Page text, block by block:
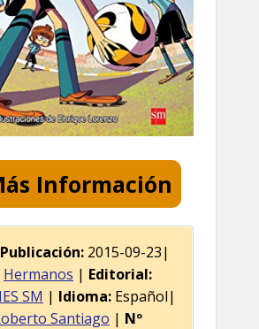
Información
2015-09-23|
Hermanos | Editorial:
SM | Idioma: Español|
Santiago | Nº